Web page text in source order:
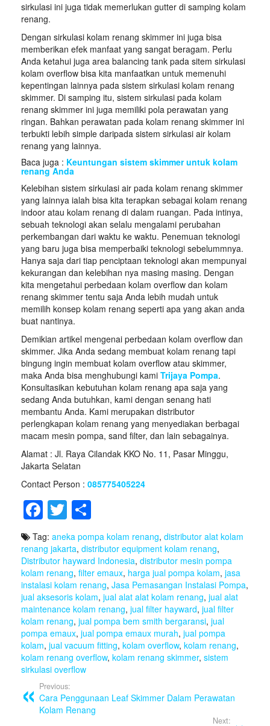
sirkulasi ini juga tidak memerlukan gutter di samping kolam
renang.
Dengan sirkulasi kolam renang skimmer ini juga bisa
memberikan efek manfaat yang sangat beragam. Perlu
Anda ketahui juga area balancing tank pada sitem sirkulasi
kolam overflow bisa kita manfaatkan untuk memenuhi
kepentingan lainnya pada sistem sirkulasi kolam renang
skimmer. Di samping itu, sistem sirkulasi pada kolam
renang skimmer ini juga memiliki pola perawatan yang
ringan. Bahkan perawatan pada kolam renang skimmer ini
terbukti lebih simple daripada sistem sirkulasi air kolam
renang yang lainnya.
Baca juga : Keuntungan sistem skimmer untuk kolam
renang Anda
Kelebihan sistem sirkulasi air pada kolam renang skimmer
yang lainnya ialah bisa kita terapkan sebagai kolam renang
indoor atau kolam renang di dalam ruangan. Pada intinya,
sebuah teknologi akan selalu mengalami perubahan
perkembangan dari waktu ke waktu. Penemuan teknologi
yang baru juga bisa memperbaiki teknologi sebelummnya.
Hanya saja dari tiap penciptaan teknologi akan mempunyai
kekurangan dan kelebihan nya masing masing. Dengan
kita mengetahui perbedaan kolam overflow dan kolam
renang skimmer tentu saja Anda lebih mudah untuk
memilih konsep kolam renang seperti apa yang akan anda
buat nantinya.
Demikian artikel mengenai perbedaan kolam overflow dan
skimmer. Jika Anda sedang membuat kolam renang tapi
bingung ingin membuat kolam overflow atau skimmer,
maka Anda bisa menghubungi kami Trijaya Pompa.
Konsultasikan kebutuhan kolam renang apa saja yang
sedang Anda butuhkan, kami dengan senang hati
membantu Anda. Kami merupakan distributor
perlengkapan kolam renang yang menyediakan berbagai
macam mesin pompa, sand filter, dan lain sebagainya.
Alamat : Jl. Raya Cilandak KKO No. 11, Pasar Minggu,
Jakarta Selatan
Contact Person : 085775405224
F
a
c
e
b
o
o
k
T
wi
tt
er
h
ar
e
Tag: aneka pompa kolam renang, distributor alat kolam
renang jakarta, distributor equipment kolam renang,
Distributor hayward Indonesia, distributor mesin pompa
kolam renang, filter emaux, harga jual pompa kolam, jasa
instalasi kolam renang, Jasa Pemasangan Instalasi Pompa,
jual aksesoris kolam, jual alat alat kolam renang, jual alat
maintenance kolam renang, jual filter hayward, jual filter
kolam renang, jual pompa bem smith bergaransi, jual
pompa emaux, jual pompa emaux murah, jual pompa
kolam, jual vacuum fitting, kolam overflow, kolam renang,
kolam renang overflow, kolam renang skimmer, sistem
sirkulasi overflow
Previous:
Cara Penggunaan Leaf Skimmer Dalam Perawatan
Kolam Renang
Next: